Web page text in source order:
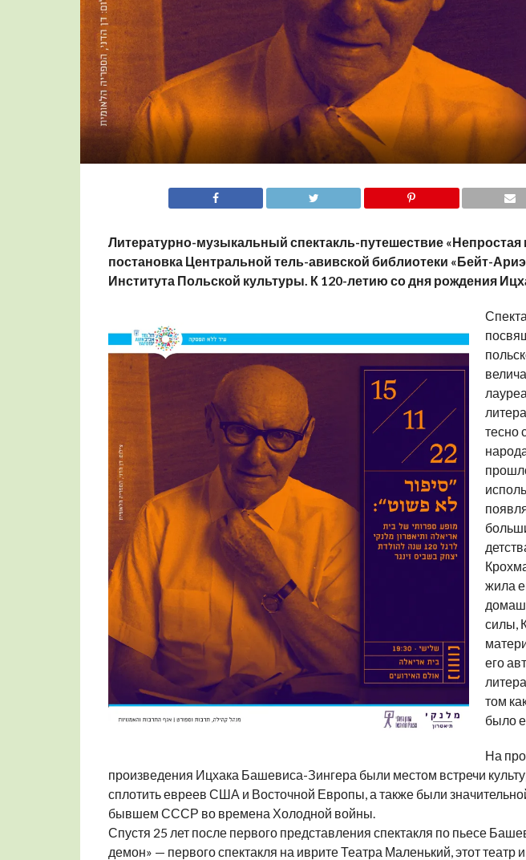
Литературно-музыкальный спектакль-путешествие «Непростая
постановка Центральной тель-авивской библиотеки «Бейт-
Института Польской культуры. К120-летию со дня рождения
тесно
жила
силы,
его
том
было
На
произведения Ицхака Башевиса-Зингера были местом встречи
сплотить евреев США и Восточной Европы, а также были
бывшем СССР во времена Холодной войны.
Спустя 25 лет после первого представления спектакля по пьесе
демон» — первого спектакля на иврите Театра Маленький, этот театр